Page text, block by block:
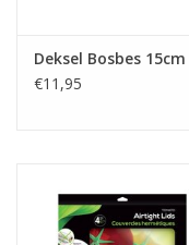
Deksel Bosbes 15cm
€11,95